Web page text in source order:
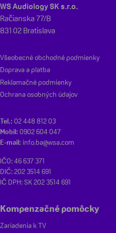
WS Audiology SK s.r.o.
Račianska 77/B
831 02 Bratislava
Tel.: 02 448 812 03
Mobil: 0902 604 047
E-mail: info.ba@wsa.com
IČO: 46 637 371
DIČ: 202 3514 691
IČ DPH: SK 202 3514 691
Kompenzačné pomôcky
Zariadenia k TV
Všeobecné obchodné podmienky
Doprava a platba
Reklamačné podmienky
Ochrana osobných údajov